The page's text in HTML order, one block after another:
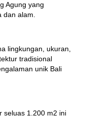
Agung yang
dan alam.
lingkungan, ukuran,
tradisional
unik Bali
seluas 1.200 m2 ini